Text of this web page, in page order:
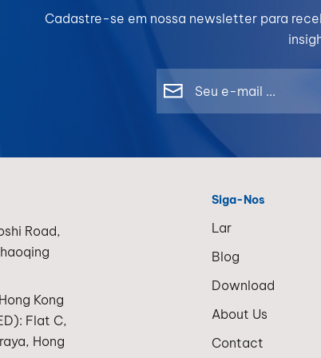
Cadastre-se em nossa newsletter para
Road,
Kong
Flat C,
Hong
Siga-Nos
Lar
Blog
Download
About Us
Contact